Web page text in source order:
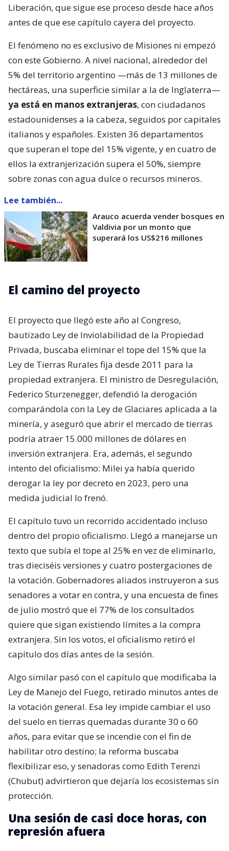
Liberación, que sigue ese proceso desde hace años
antes de que ese capítulo cayera del proyecto.
El fenómeno no es exclusivo de Misiones ni empezó
con este Gobierno. A nivel nacional, alrededor del
5% del territorio argentino —más de 13 millones de
hectáreas, una superficie similar a la de Inglaterra—
ya está en manos extranjeras, con ciudadanos
estadounidenses a la cabeza, seguidos por capitales
italianos y españoles. Existen 36 departamentos
que superan el tope del 15% vigente, y en cuatro de
ellos la extranjerización supera el 50%, siempre
sobre zonas con agua dulce o recursos mineros.
Lee también...
Arauco acuerda vender bosques en
Valdivia por un monto que
superará los US$216 millones
El camino del proyecto
El proyecto que llegó este año al Congreso,
bautizado Ley de Inviolabilidad de la Propiedad
Privada, buscaba eliminar el tope del 15% que la
Ley de Tierras Rurales fija desde 2011 para la
propiedad extranjera. El ministro de Desregulación,
Federico Sturzenegger, defendió la derogación
comparándola con la Ley de Glaciares aplicada a la
minería, y aseguró que abrir el mercado de tierras
podría atraer 15.000 millones de dólares en
inversión extranjera. Era, además, el segundo
intento del oficialismo: Milei ya había querido
derogar la ley por decreto en 2023, pero una
medida judicial lo frenó.
El capítulo tuvo un recorrido accidentado incluso
dentro del propio oficialismo. Llegó a manejarse un
texto que subía el tope al 25% en vez de eliminarlo,
tras dieciséis versiones y cuatro postergaciones de
la votación. Gobernadores aliados instruyeron a sus
senadores a votar en contra, y una encuesta de fines
de julio mostró que el 77% de los consultados
quiere que sigan existiendo límites a la compra
extranjera. Sin los votos, el oficialismo retiró el
capítulo dos días antes de la sesión.
Algo similar pasó con el capítulo que modificaba la
Ley de Manejo del Fuego, retirado minutos antes de
la votación general. Esa ley impide cambiar el uso
del suelo en tierras quemadas durante 30 o 60
años, para evitar que se incendie con el fin de
habilitar otro destino; la reforma buscaba
flexibilizar eso, y senadoras como Edith Terenzi
(Chubut) advirtieron que dejaría los ecosistemas sin
protección.
Una sesión de casi doce horas, con
represión afuera